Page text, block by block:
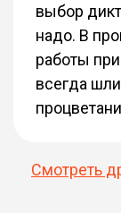
выбор
надо. В
работы
всегда
Смотреть